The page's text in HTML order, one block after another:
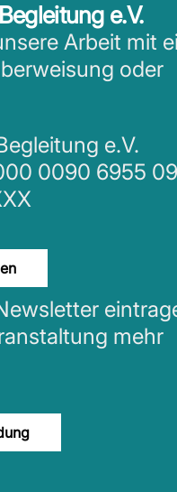
e.V.
Arbeit mit
oder
e.V.
0090 6955 09
mehr